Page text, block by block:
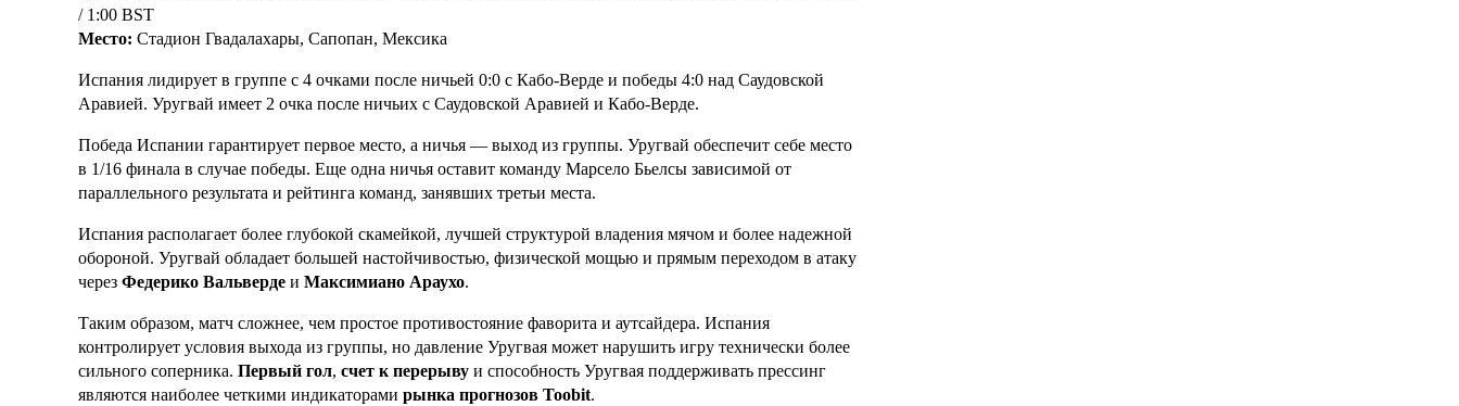
/ 1:00 BST
Место: Стадион Гвадалахары, Сапопан, Мексика
Испания лидирует в группе с 4 очками после ничьей 0:0 с Кабо-Верде и победы 4:0 над Саудовской
Аравией. Уругвай имеет 2 очка после ничьих с Саудовской Аравией и Кабо-Верде.
Победа Испании гарантирует первое место, а ничья — выход из группы. Уругвай обеспечит себе место
в 1/16 финала в случае победы. Еще одна ничья оставит команду Марсело Бьелсы зависимой от
параллельного результата и рейтинга команд, занявших третьи места.
Испания располагает более глубокой скамейкой, лучшей структурой владения мячом и более надежной
обороной. Уругвай обладает большей настойчивостью, физической мощью и прямым переходом в атаку
через Федерико Вальверде и Максимиано Араухо.
Таким образом, матч сложнее, чем простое противостояние фаворита и аутсайдера. Испания
контролирует условия выхода из группы, но давление Уругвая может нарушить игру технически более
сильного соперника. Первый гол, счет к перерыву и способность Уругвая поддерживать прессинг
являются наиболее четкими индикаторами рынка прогнозов Toobit.